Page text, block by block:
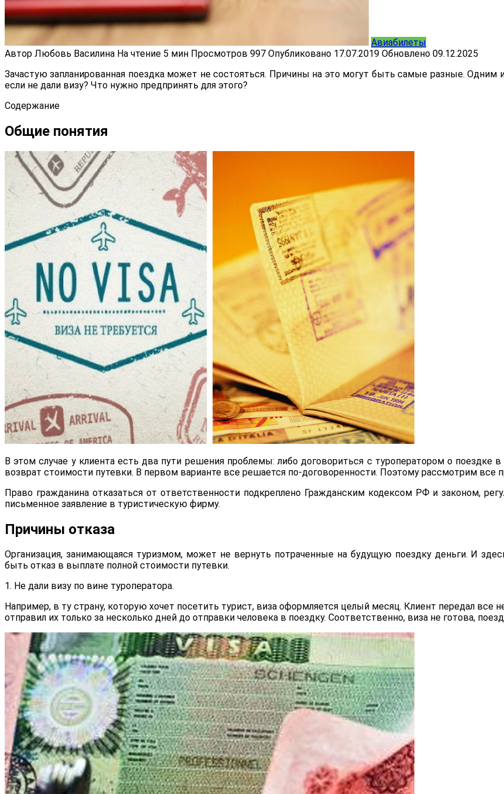
Авиабилеты
Автор Любовь Василина На чтение 5 мин Просмотров 997 Опубликовано 17.07.2019 Обновлено 09.12.2025
Зачастую запланированная поездка может не состояться. Причины на это могут быть самые разные. Одним
если не дали визу? Что нужно предпринять для этого?
Содержание
Общие понятия
В этом случае у клиента есть два пути решения проблемы: либо договориться с туроператором о поездке в
возврат стоимости путевки. В первом варианте все решается по-договоренности. Поэтому рассмотрим
Право гражданина отказаться от ответственности подкреплено Гражданским кодексом РФ и законом,
письменное заявление в туристическую фирму.
Причины отказа
Организация, занимающаяся туризмом, может не вернуть потраченные на будущую поездку деньги. И
быть отказ в выплате полной стоимости путевки.
1. Не дали визу по вине туроператора.
Например, в ту страну, которую хочет посетить турист, виза оформляется целый месяц. Клиент передал
отправил их только за несколько дней до отправки человека в поездку. Соответственно, виза не готова,